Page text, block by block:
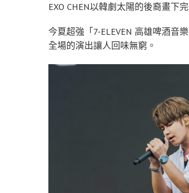
EXO CHEN以韓劇太陽的後裔畫
今夏超強「7-ELEVEN 高雄啤酒音
全場的演出讓人回味無窮。